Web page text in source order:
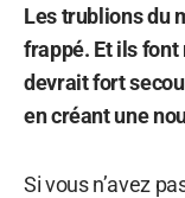
Les trublions du
frappé. Et ils
devrait fort
en créant une
Si vous n’avez